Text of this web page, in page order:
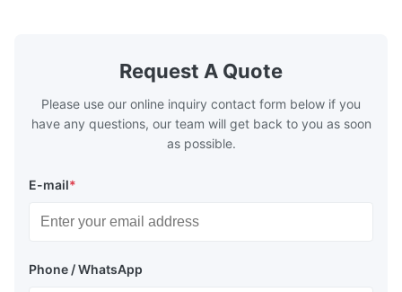
UV plate making machine Flexo plate
making machine Monochrome / Dual
Request A Quote
Please use our online inquiry contact form below if you
have any questions, our team will get back to you as soon
as possible.
E-mail*
Phone / WhatsApp